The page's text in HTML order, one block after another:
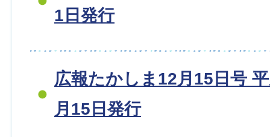
1日発行
広報たかしま12月15日号
月15日発行